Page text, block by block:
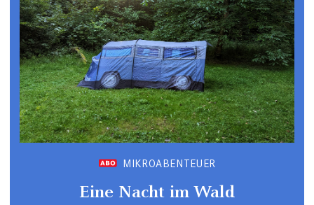
MIKROABENTEUER
Eine Nacht im Wald